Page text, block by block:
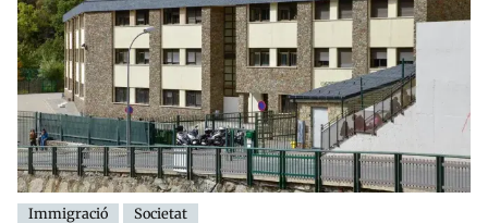
Immigració Societat